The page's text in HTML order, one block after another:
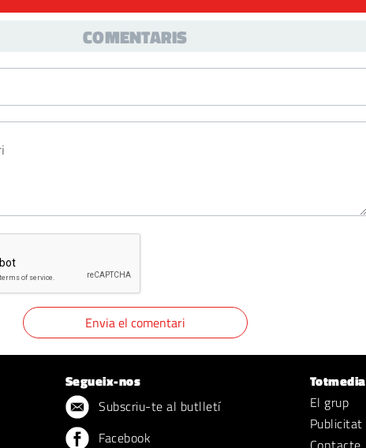
COMENTARIS
Segueix-nos
Subscriu-te al butlletí
Facebook
Totmedia
El grup
Publicitat